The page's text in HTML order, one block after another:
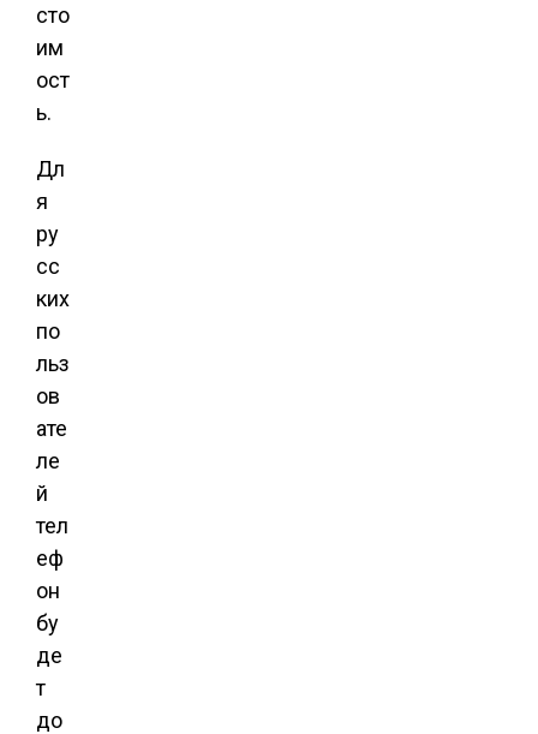
сто
им
ост
ь.
Дл
я
ру
сс
ких
по
льз
ов
ате
ле
й
тел
еф
он
бу
де
т
до